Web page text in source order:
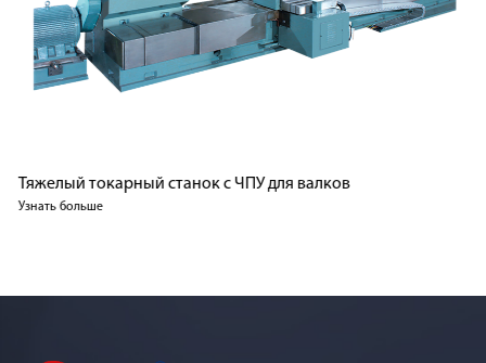
Тяжелый токарный станок с ЧПУ для валков
Узнать больше